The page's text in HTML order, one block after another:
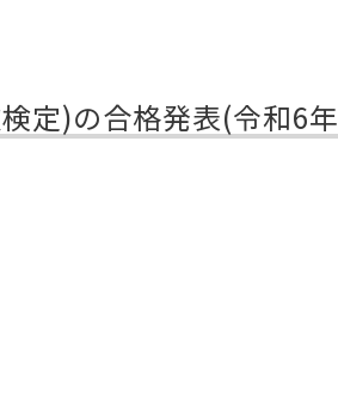
定)の合格発表(令和6